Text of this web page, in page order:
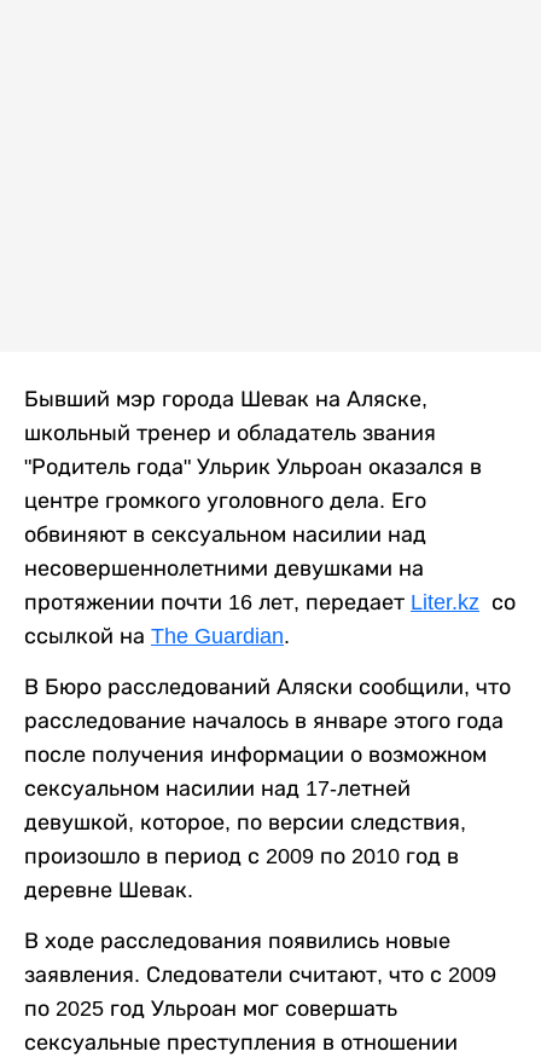
Бывший мэр города Шевак на Аляске,
школьный тренер и обладатель звания
"Родитель года" Ульрик Ульроан оказался в
центре громкого уголовного дела. Его
обвиняют в сексуальном насилии над
несовершеннолетними девушками на
протяжении почти 16 лет, передает Liter.kz со
ссылкой на The Guardian.
В Бюро расследований Аляски сообщили, что
расследование началось в январе этого года
после получения информации о возможном
сексуальном насилии над 17-летней
девушкой, которое, по версии следствия,
произошло в период с 2009 по 2010 год в
деревне Шевак.
В ходе расследования появились новые
заявления. Следователи считают, что с 2009
по 2025 год Ульроан мог совершать
сексуальные преступления в отношении